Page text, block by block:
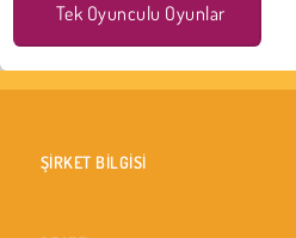
Tek Oyunculu Oyunlar
ŞİRKET BİLGİSİ